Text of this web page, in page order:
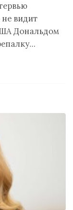
не видит
Дональдом